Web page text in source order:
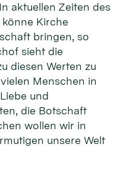
aktuellen Zeiten des
Kirche
bringen, so
sieht die
diesen Werten zu
Menschen in
und
die Botschaft
wollen wir in
unsere Welt